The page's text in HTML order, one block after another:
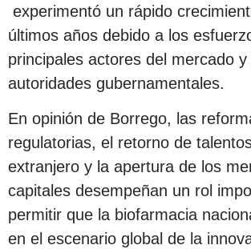
experimentó un rápido
últimos años debido a los
principales actores del mercado y
autoridades gubernamentales.
En opinión de Borrego, las
regulatorias, el retorno de
extranjero y la apertura de los
capitales desempeñan un rol
permitir que la biofarmacia
en el escenario global de la